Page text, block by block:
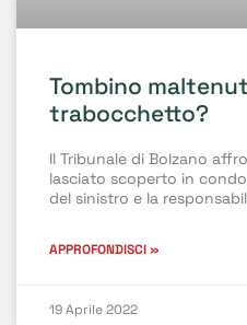
Tombino
trabocchetto?
Il Tribunale di Bolzano
lasciato scoperto in
del sinistro e la
APPROFONDISCI »
19 Aprile 2022